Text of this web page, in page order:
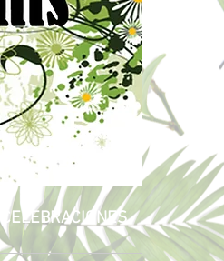
CELEBRACIONES